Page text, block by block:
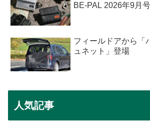
BE-PAL 2026年9月号
フィールドアから「
ュネット」登場
人気記事